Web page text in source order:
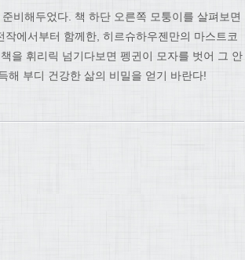
비해두었다. 책 하단 오른쪽 모퉁이를 살펴보면
작에서부터 함께한, 히르슈하우젠만의 마스트코
을 휘리릭 넘기다보면 펭귄이 모자를 벗어 그 안
해 부디 건강한 삶의 비밀을 얻기 바란다!